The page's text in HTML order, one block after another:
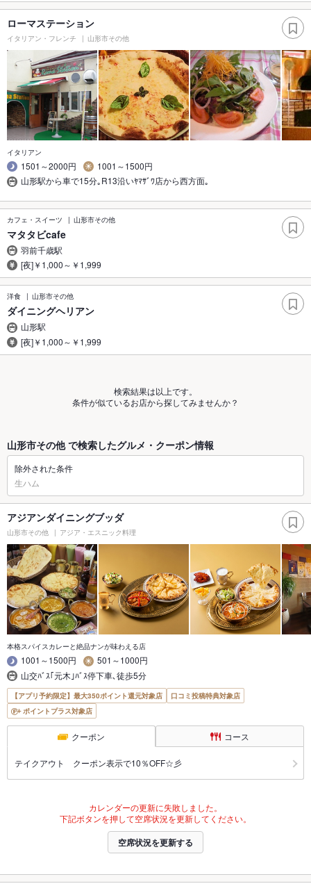
ローマステーション
イタリアン・フレンチ 山形市その他
イタリアン
1501～2000円
1001～1500円
山形駅から車で15分｡R13沿いﾔﾏｻﾞﾜ店から西方面｡
カフェ・スイーツ 山形市その他
マタタビcafe
羽前千歳駅
[夜]￥1,000～￥1,999
洋食 山形市その他
ダイニングヘリアン
山形駅
[夜]￥1,000～￥1,999
検索結果は以上です。
条件が似ているお店から探してみませんか？
山形市その他 で検索したグルメ・クーポン情報
除外された条件
生ハム
アジアンダイニングブッダ
山形市その他 アジア・エスニック料理
本格スパイスカレーと絶品ナンが味わえる店
1001～1500円
501～1000円
山交ﾊﾞｽ｢元木｣ﾊﾞｽ停下車､徒歩5分
【アプリ予約限定】最大350ポイント還元対象店
口コミ投稿特典対象店
ポイントプラス対象店
クーポン コース
テイクアウト クーポン表示で10％OFF☆彡
カレンダーの更新に失敗しました。
下記ボタンを押して空席状況を更新してください。
空席状況を更新する